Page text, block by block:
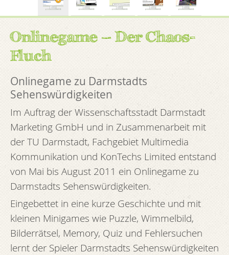
Onlinegame – Der Chaos-
Fluch
Onlinegame zu Darmstadts
Sehenswürdigkeiten
Im Auftrag der Wissenschaftsstadt Darmstadt
Marketing GmbH und in Zusammenarbeit mit
der TU Darmstadt, Fachgebiet Multimedia
Kommunikation und KonTechs Limited entstand
von Mai bis August 2011 ein Onlinegame zu
Darmstadts Sehenswürdigkeiten.
Eingebettet in eine kurze Geschichte und mit
kleinen Minigames wie Puzzle, Wimmelbild,
Bilderrätsel, Memory, Quiz und Fehlersuchen
lernt der Spieler Darmstadts Sehenswürdigkeiten